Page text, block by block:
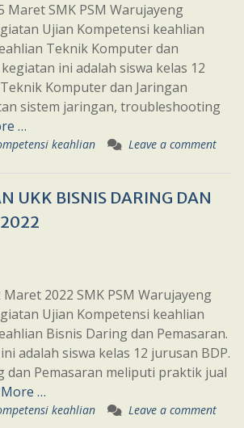
Maret SMK PSM Warujayeng
Ujian Kompetensi keahlian
Teknik Komputer dan
ini adalah siswa kelas 12
Komputer dan Jaringan
sistem jaringan, troubleshooting
…
keahlian Leave a comment
UKK BISNIS DARING DAN
2022 SMK PSM Warujayeng
Ujian Kompetensi keahlian
Bisnis Daring dan Pemasaran.
adalah siswa kelas 12 jurusan BDP.
dan Pemasaran meliputi praktik jual
More …
keahlian Leave a comment